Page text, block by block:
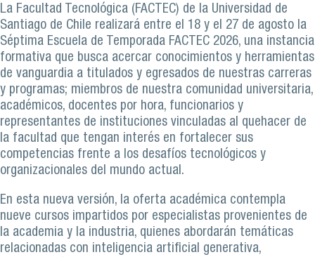
La Facultad Tecnológica (FACTEC) de la Universidad de
Santiago de Chile realizará entre el 18 y el 27 de agosto la
Séptima Escuela de Temporada FACTEC 2026, una instancia
formativa que busca acercar conocimientos y herramientas
de vanguardia a titulados y egresados de nuestras carreras
y programas; miembros de nuestra comunidad universitaria,
académicos, docentes por hora, funcionarios y
representantes de instituciones vinculadas al quehacer de
la facultad que tengan interés en fortalecer sus
competencias frente a los desafíos tecnológicos y
organizacionales del mundo actual.
En esta nueva versión, la oferta académica contempla
nueve cursos impartidos por especialistas provenientes de
la academia y la industria, quienes abordarán temáticas
relacionadas con inteligencia artificial generativa,